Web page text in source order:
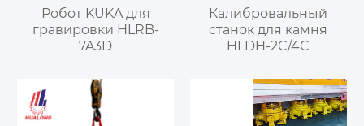
Робот KUKA для
гравировки HLRB-
7A3D
Калибровальный
станок для камня
HLDH-2C/4C